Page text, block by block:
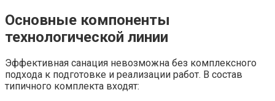
Основные компоненты
технологической линии
Эффективная санация невозможна без комплексного
подхода к подготовке и реализации работ. В состав
типичного комплекта входят: